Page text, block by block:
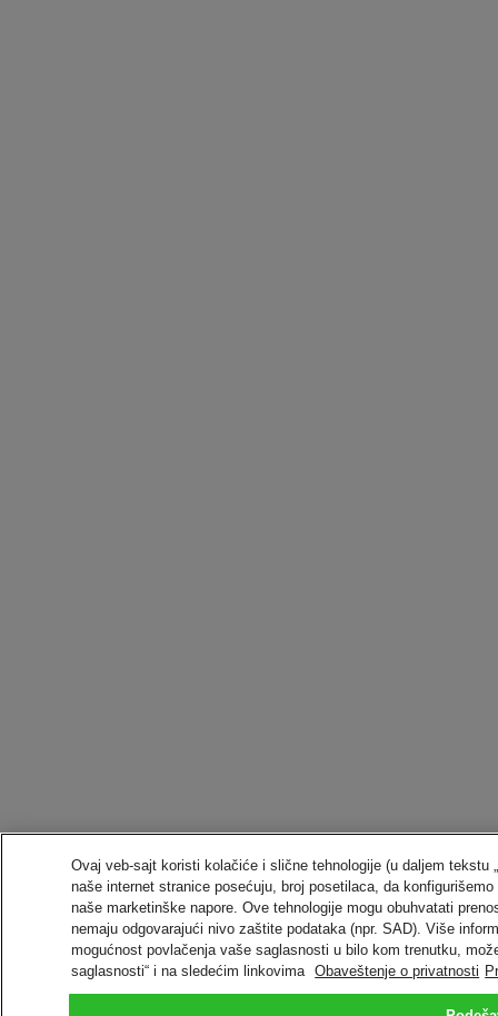
Ovaj veb-sajt koristi kolačiće i slične tehnologije (u daljem tekstu
naše internet stranice posećuju, broj posetilaca, da
naše marketinške napore. Ove tehnologije mogu obuhvatati
nemaju odgovarajući nivo zaštite podataka (npr. SAD). Više
mogućnost povlačenja vaše saglasnosti u bilo kom trenutku,
saglasnosti“ i na sledećim linkovima Obaveštenje o privatnosti